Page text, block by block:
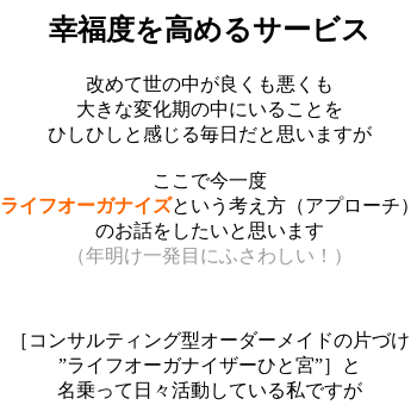
幸福度を高めるサービス
改めて世の中が良くも悪くも
大きな変化期の中にいることを
ひしひしと感じる毎日だと思いますが
ここで今一度
ライフオーガナイズという考え方（アプローチ）
のお話をしたいと思います
（年明け一発目にふさわしい！）
［コンサルティング型オーダーメイドの片づけ
”ライフオーガナイザーひと宮”］と
名乗って日々活動している私ですが